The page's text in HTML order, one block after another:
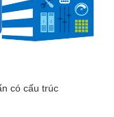
có cấu trúc